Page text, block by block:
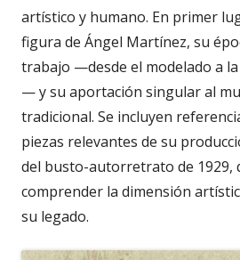
artístico y humano. En primer
figura de Ángel Martínez, su
trabajo —desde el modelado a
— y su aportación singular al
tradicional. Se incluyen
piezas relevantes de su
del busto-autorretrato de 1929,
comprender la dimensión
su legado.